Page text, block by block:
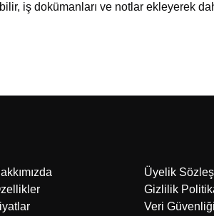
iş dokümanları ve notlar ekleyerek
Üyelik
Gizlilik
Veri Güvenliği